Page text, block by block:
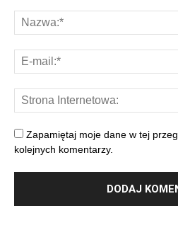
Zapamiętaj moje dane w tej
kolejnych komentarzy.